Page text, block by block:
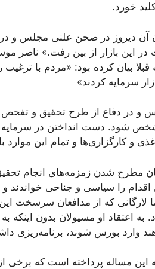
خورد.
در این بازار از بین رفت.» ناصر
بیان کرده بود: «مردم با
سرمایه کردند»
و در دفاع از طرح تحقیق و تفحص
شود. دست انداختن در
و کارگزاری‌ها و تمام این
مطرح شدن زمزمه‌های انجام
اقدام را سیاسی و جناحی خواندند
لارگانی که از مدافعان سرسخت
به اعتقاد او مسيولان بدون
وارد بورس شوند، برنامه‌ریزی
این مساله پرداخته است که